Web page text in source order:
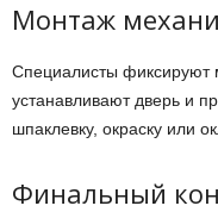
Монтаж
Специалисты фиксируют
устанавливают дверь и
шпаклевку, окраску или
Финальный